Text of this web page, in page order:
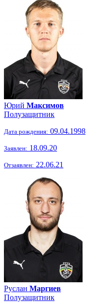
Юрий Максимов
Полузащитник
Дата рождения: 09.04.1998
Заявлен: 18.09.20
Отзаявлен: 22.06.21
Руслан Маргиев
Полузащитник